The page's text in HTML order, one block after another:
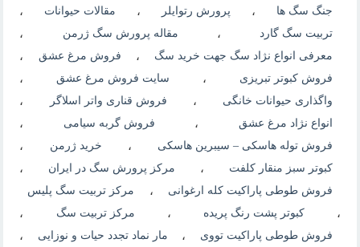
جنگ سگ ها ، پرورش رتوایلر ، مقالات حیوانات ،
تربیت سگ گارد ، مقاله پرورش سگ ژرمن ،
معرفی انواع نژاد سگ جهت خرید سگ ، فروش مرغ عشق ،
فروش کبوتر تبریزی ، سایت فروش مرغ عشق ،
واگذاری حیوانات خانگی ، فروش قناری واتر اسلاگر ،
انواع نژاد مرغ عشق ، فروش گربه سیامی ،
فروش توله هاسکی – سیبرین هاسکی ، خرید ژرمن ،
کبوتر سبز منقار کلفت ، مرکز پرورش سگ در ایران ،
فروش طوطی پاراکیت کله ارغوانی ، مرکز تربیت سگ پلیس
، کبوتر پشت رنگ پریده ، مرکز تربیت سگ ،
فروش طوطی پاراکیت تووی ، مار نماد تجدد حیات و نوزایی ،